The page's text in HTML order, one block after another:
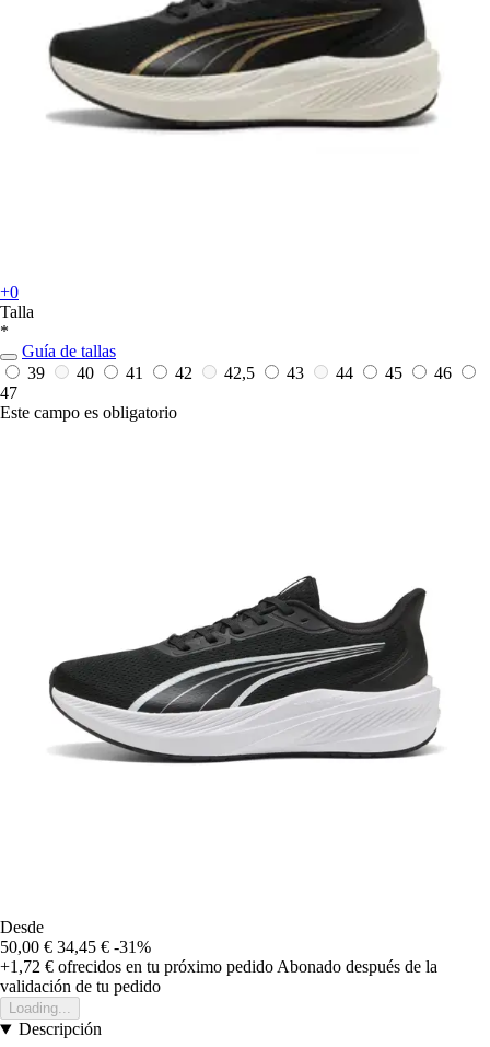
+0
Talla
*
Guía de tallas
39
40 41 42 42,5 43 44 45
46
47
Este campo es obligatorio
Desde
50,00 € 34,45 € -31%
+1,72 € ofrecidos en tu próximo pedido Abonado después de la
validación de tu pedido
Loading...
Descripción